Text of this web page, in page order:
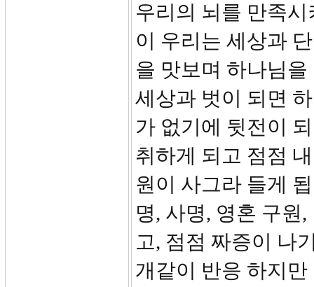
우리의 뇌를 만족
이 우리는 세상과
을 맛보며 하나님
세상과 벗이 되면
가 없기에 뒷전이
취하게 되고 점점
원이 사그라 들게
명, 사명, 영혼 구원
고, 점점 짜증이 나
개같이 반응 하지